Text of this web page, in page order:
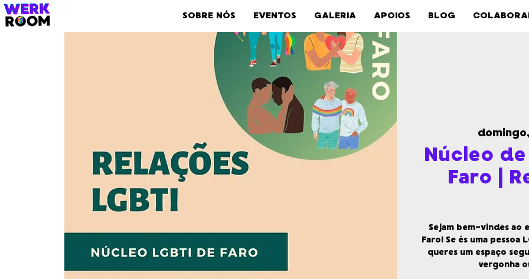
SOBRE NÓS EVENTOS GALERIA APOIOS BLOG
Núcleo
Faro |
Sejam bem-vindes ao
Faro! Se és uma pessoa
queres um espaço
vergonha